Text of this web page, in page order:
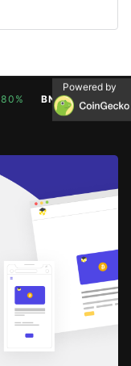
BNB $603.21
Powered by